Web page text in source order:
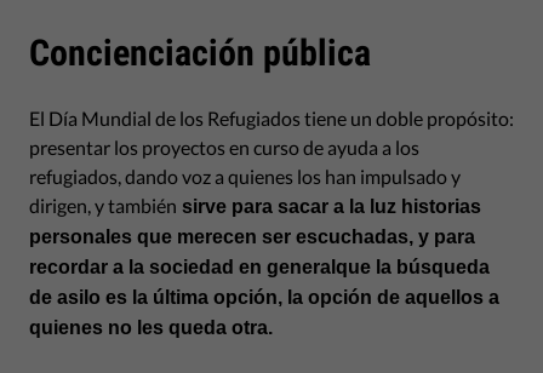
Concienciación pública
El Día Mundial de los Refugiados tiene un doble propósito:
presentar los proyectos en curso de ayuda a los
refugiados, dando voz a quienes los han impulsado y
dirigen, y también sirve para sacar a la luz historias
personales que merecen ser escuchadas, y para
recordar a la sociedad en general que la búsqueda
de asilo es la última opción, la opción de aquellos a
quienes no les queda otra.